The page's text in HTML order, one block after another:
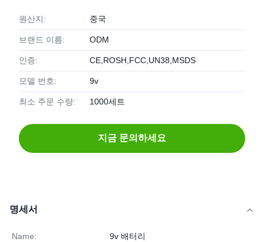
원산지: 중국
브랜드 이름: ODM
인증: CE,ROSH,FCC,UN38,MSDS
모델 번호: 9v
최소 주문 수량: 1000세트
지금 문의하세요
명세서
Name: 9v 배터리